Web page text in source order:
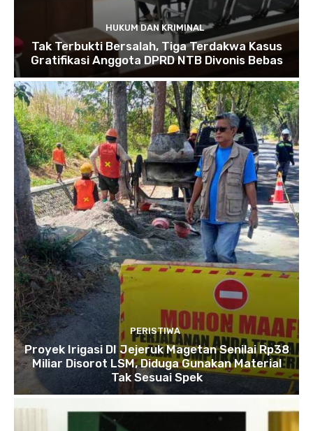
HUKUM DAN KRIMINAL
Tak Terbukti Bersalah, Tiga Terdakwa Kasus
Gratifikasi Anggota DPRD NTB Divonis Bebas
PERISTIWA
Proyek Irigasi DI Jejeruk Magetan Senilai Rp38
Miliar Disorot LSM, Diduga Gunakan Material
Tak Sesuai Spek